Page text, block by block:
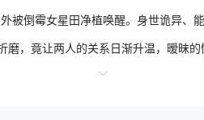
被倒霉女星田净植唤醒。身世诡异
磨，竟让两人的关系日渐升温，暧昧